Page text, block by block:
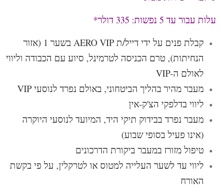
עלות עבור עד 5 נפשות: 335 דולר*
קבלת פנים על ידי דייל/ת AERO VIP בשער 1 (אזור
הנחיתות), טרם הכניסה לטרמינל, סיוע עם הכבודה וליווי
לאולם ה-VIP
מעבר מהיר בהליך הביטחוני, באולם נפרד לנוסעי VIP
ליווי בדלפקי הצ'ק-אין
מעבר נפרד בבידוק תיקי היד, המיועד לנוסעי היוקרה
(אינו פעיל בסופי שבוע)
טיפול מזורז במעבר ביקורת הדרכונים
ליווי עד לשער העלייה למטוס או לטרקלין, על פי בקשת
האורח